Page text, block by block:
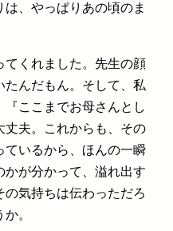
、やっぱりあの頃のま
てくれました。先生の顔
たんだもん。そして、私
ここまでお母さんとし
丈夫。これからも、その
ているから、ほんの一瞬
が分かって、溢れ出す
気持ちは伝わっただろ
。